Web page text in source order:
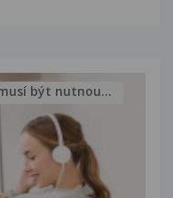
být nutnou...